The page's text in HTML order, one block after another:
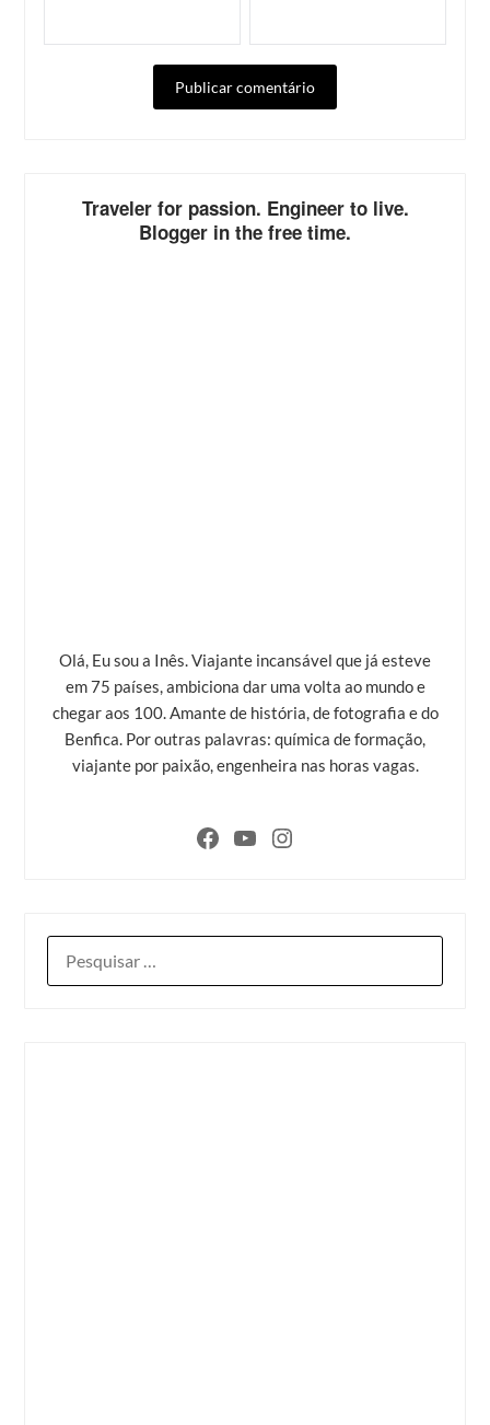
Traveler for passion. Engineer to live.
Blogger in the free time.
Olá, Eu sou a Inês. Viajante incansável que já esteve
em 75 países, ambiciona dar uma volta ao mundo e
chegar aos 100. Amante de história, de fotografia e do
Benfica. Por outras palavras: química de formação,
viajante por paixão, engenheira nas horas vagas.